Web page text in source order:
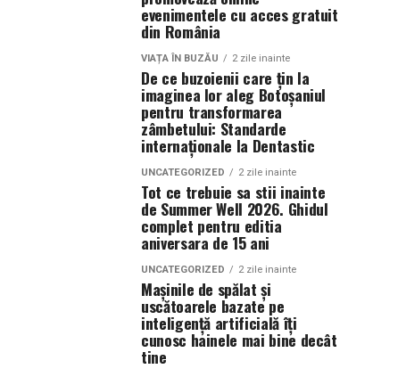
evenimentele cu acces gratuit
din România
VIAȚA ÎN BUZĂU 2 zile inainte
De ce buzoienii care țin la
imaginea lor aleg Botoșaniul
pentru transformarea
zâmbetului: Standarde
internaționale la Dentastic
UNCATEGORIZED 2 zile inainte
Tot ce trebuie sa stii inainte
de Summer Well 2026. Ghidul
complet pentru editia
aniversara de 15 ani
UNCATEGORIZED 2 zile inainte
Mașinile de spălat și
uscătoarele bazate pe
inteligență artificială îți
cunosc hainele mai bine decât
tine